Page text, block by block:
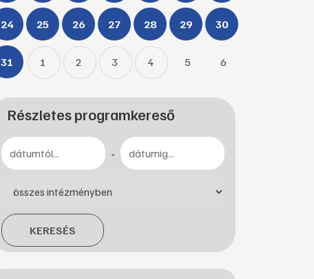
24 25 26 27 28 29 30
31 1 2 3 4 5 6
Részletes programkereső
-
KERESÉS